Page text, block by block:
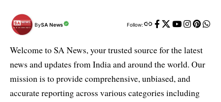
BySA News Follow:
Welcome to SA News, your trusted source for the latest
news and updates from India and around the world. Our
mission is to provide comprehensive, unbiased, and
accurate reporting across various categories including